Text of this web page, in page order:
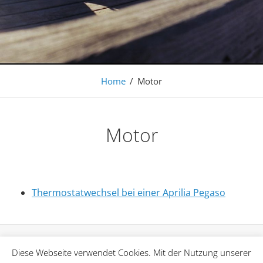
Auto. Leben.
Home / Motor
Motor
Thermostatwechsel bei einer Aprilia Pegaso
Copyright © 2026Marcel2cv.de – Foto. Auto. Leben.
Diese Webseite verwendet Cookies. Mit der Nutzung unserer